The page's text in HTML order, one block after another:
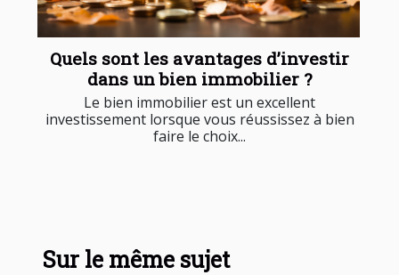
Quels sont les avantages d’investir
dans un bien immobilier ?
Le bien immobilier est un excellent
investissement lorsque vous réussissez à bien
faire le choix...
Sur le même sujet